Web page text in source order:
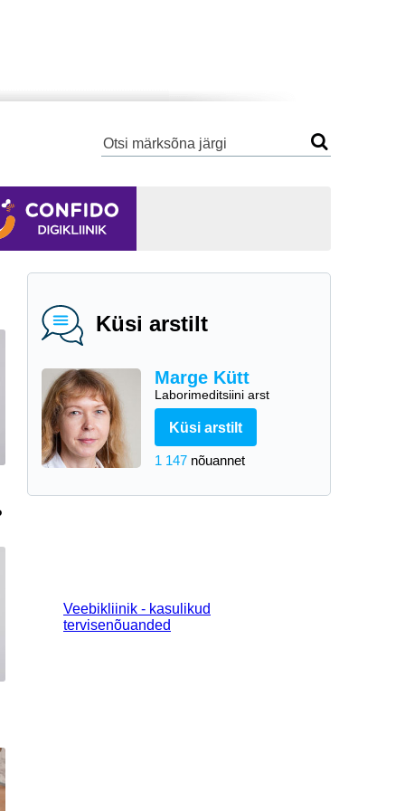
Küsi arstilt
Marge Kütt
Laborimeditsiini arst
Küsi arstilt
1 147 nõuannet
Veebikliinik - kasulikud
tervisenõuanded